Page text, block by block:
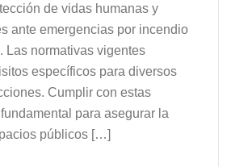
de vidas humanas y
ante emergencias por incendio
Las normativas vigentes
específicos para diversos
Cumplir con estas
para asegurar la
públicos […]